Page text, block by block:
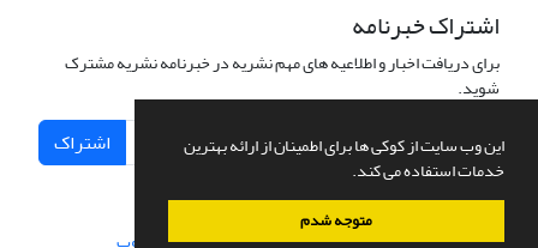
این وب سایت از کوکی ها برای اطمینان از ارائه بهترین
خدمات استفاده می کند.
متوجه شدم
اشتراک خبرنامه
برای دریافت اخبار و اطلاعیه های مهم نشریه در خبرنامه نشریه مشترک
شوید.
اشتراک
سامانه مدیریت نشریات علمی.طراحی و پیاده سازی از سیناوب